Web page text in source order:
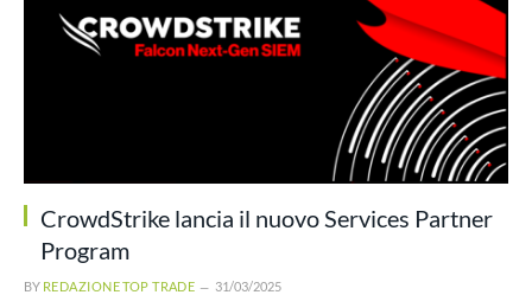
CrowdStrike lancia il nuovo Services Partner
Program
BY REDAZIONE TOP TRADE 31/03/2025